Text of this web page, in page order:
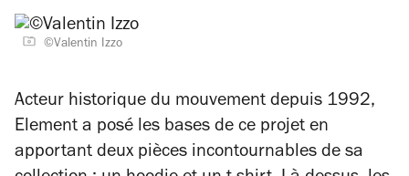
©Valentin Izzo
Acteur historique du mouvement depuis 1992,
Element a posé les bases de ce projet en
apportant deux pièces incontournables de sa